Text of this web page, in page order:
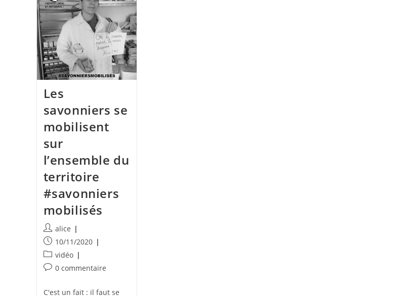
Les
savonniers se
mobilisent
sur
l’ensemble du
territoire
#savonniers
mobilisés
Auteur/autrice
de
la
publication :
alice
Publication
publiée :
10/11/2020
Post
category:
vidéo
Commentaires
la
0 commentaire
C'est un fait : il faut se